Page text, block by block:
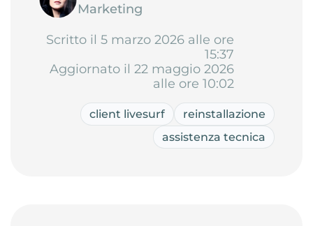
Marketing
Scritto il 5 marzo 2026 alle ore
15:37
Aggiornato il 22 maggio 2026
alle ore 10:02
client livesurf
reinstallazione
assistenza tecnica